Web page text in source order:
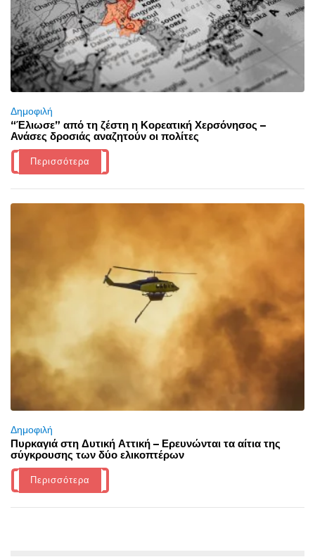
Δημοφιλή
“Έλιωσε” από τη ζέστη η Κορεατική Χερσόνησος –
Ανάσες δροσιάς αναζητούν οι πολίτες
Περισσότερα
Δημοφιλή
Πυρκαγιά στη Δυτική Αττική – Ερευνώνται τα αίτια της
σύγκρουσης των δύο ελικοπτέρων
Περισσότερα